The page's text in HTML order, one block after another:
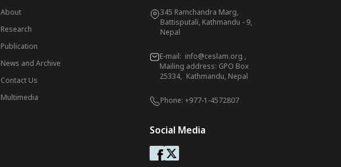
About
Research
Publication
News and Archive
Contact Us
Multimedia
345 Ramchandra Marg,
Battisputali, Kathmandu - 9,
Nepal
E-mail: info@ceslam.org ,
Mailing address: GPO Box
25334, Kathmandu, Nepal
Phone: +977-1-4572807
Social Media